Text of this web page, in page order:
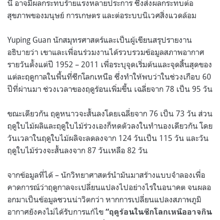
นี้ อาจมีผลกระทบร้ายแรงหลายประการ ซึ่งส่งผลกระทบต่อ
สุขภาพของมนุษย์ การเกษตร และต่อระบบนิเวศสิ่งแวดล้อม
Yuping Guan นักสมุทรศาสตร์และเป็นผู้เขียนสรุปรายงาน
อธิบายว่า เขาและเพื่อนร่วมงานได้รวบรวมข้อมูลสภาพอากาศ
รายวันตั้งแต่ปี 1952 – 2011 เพื่อระบุจุดเริ่มต้นและจุดสิ้นสุดของ
แต่ละฤดูกาลในพื้นที่ซีกโลกเหนือ ซึ่งทำให้พบว่าในช่วงเกือบ 60
ปีที่ผ่านมา ช่วงเวลาของฤดูร้อนเพิ่มขึ้น เฉลี่ยจาก 78 เป็น 95 วัน
ขณะเดียวกัน ฤดูหนาวจะสั้นลงโดยเฉลี่ยจาก 76 เป็น 73 วัน ส่วน
ฤดูใบไม้ผลิและฤดูใบไม้ร่วงเองก็หดตัวลงในทำนองเดียวกัน โดย
วันเวลาในฤดูใบไม้ผลิจะลดลงจาก 124 วันเป็น 115 วัน และวัน
ฤดูใบไม้ร่วงจะสั้นลงจาก 87 วันเหลือ 82 วัน
จากข้อมูลที่ได้ – นักวิทยาศาสตร์นำมันมาสร้างแบบจำลองเพื่อ
คาดการณ์ว่าฤดูกาลจะเปลี่ยนแปลงไปอย่างไรในอนาคต จนผลอ
อกมาเป็นข้อมูลชวนน่าวิตกว่า หากการเปลี่ยนแปลงสภาพภูมิ
อากาศยังคงไม่ได้รับการแก้ไข “ฤดูร้อนในซีกโลกเหนืออาจกิน